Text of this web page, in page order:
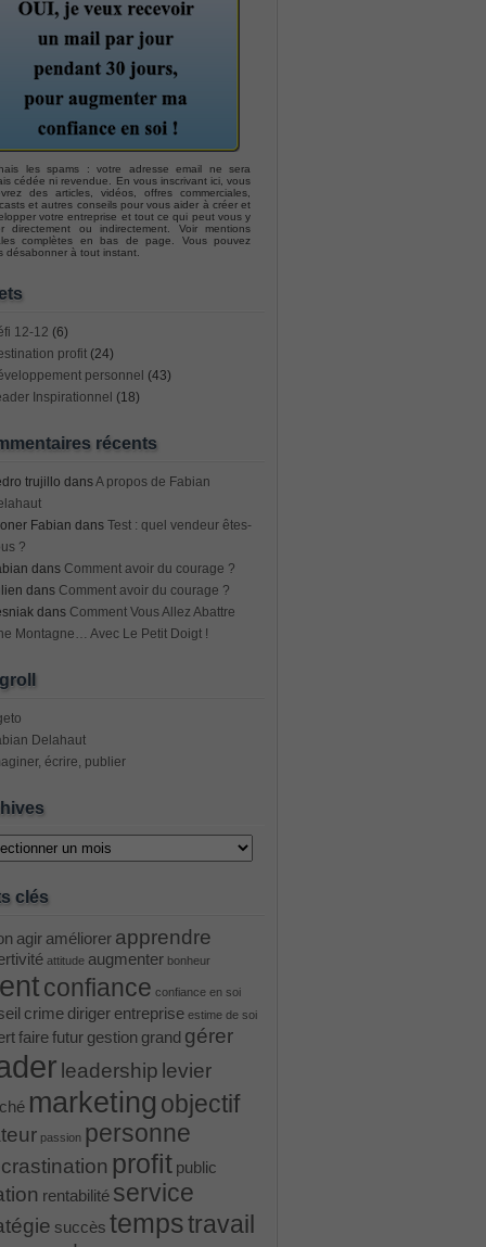
les spams : votre adresse email ne sera
cédée ni revendue. En vous inscrivant ici, vous
des articles, vidéos, offres commerciales,
et autres conseils pour vous aider à créer et
votre entreprise et tout ce qui peut vous y
directement ou indirectement. Voir mentions
complètes en bas de page. Vous pouvez
désabonner à tout instant.
12-12 (6)
profit (24)
personnel (43)
Inspirationnel (18)
récents
trujillo dansA propos de Fabian
Fabian dans Test : quel vendeur êtes-
?
dans Comment avoir du courage ?
dans Comment avoir du courage ?
dans Comment Vous Allez Abattre
Montagne… Avec Le Petit Doigt !
Delahaut
écrire, publier
clés
agir améliorer apprendre
attitude augmenter bonheur
confiance confiance en soi
crime diriger entreprise estime de soi
fairefutur gestion grand gérer
leadership levier
marketing objectif
passion personne
profit public
rentabilité service
succès tempstravail